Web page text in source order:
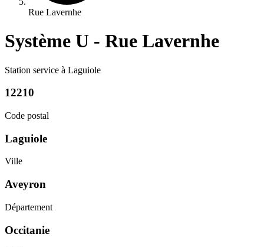
Rue Lavernhe
Système U - Rue Lavernhe
Station service à Laguiole
12210
Code postal
Laguiole
Ville
Aveyron
Département
Occitanie